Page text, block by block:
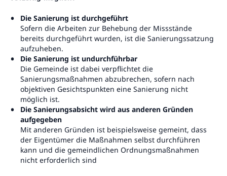
Die Sanierung ist durchgeführt
Sofern die Arbeiten zur Behebung der Missstände
bereits durchgeführt wurden, ist die Sanierungssatzung
aufzuheben.
Die Sanierung ist undurchführbar
Die Gemeinde ist dabei verpflichtet die
Sanierungsmaßnahmen abzubrechen, sofern nach
objektiven Gesichtspunkten eine Sanierung nicht
möglich ist.
Die Sanierungsabsicht wird aus anderen Gründen
aufgegeben
Mit anderen Gründen ist beispielsweise gemeint, dass
der Eigentümer die Maßnahmen selbst durchführen
kann und die gemeindlichen Ordnungsmaßnahmen
nicht erforderlich sind